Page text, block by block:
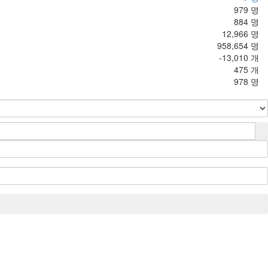
979 명
884 명
12,966 명
958,654 명
-13,010 개
475 개
978 명